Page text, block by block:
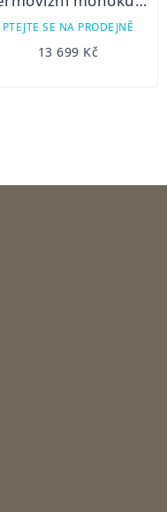
PTEJTE SE NA PRODEJNĚ
13 699 Kč